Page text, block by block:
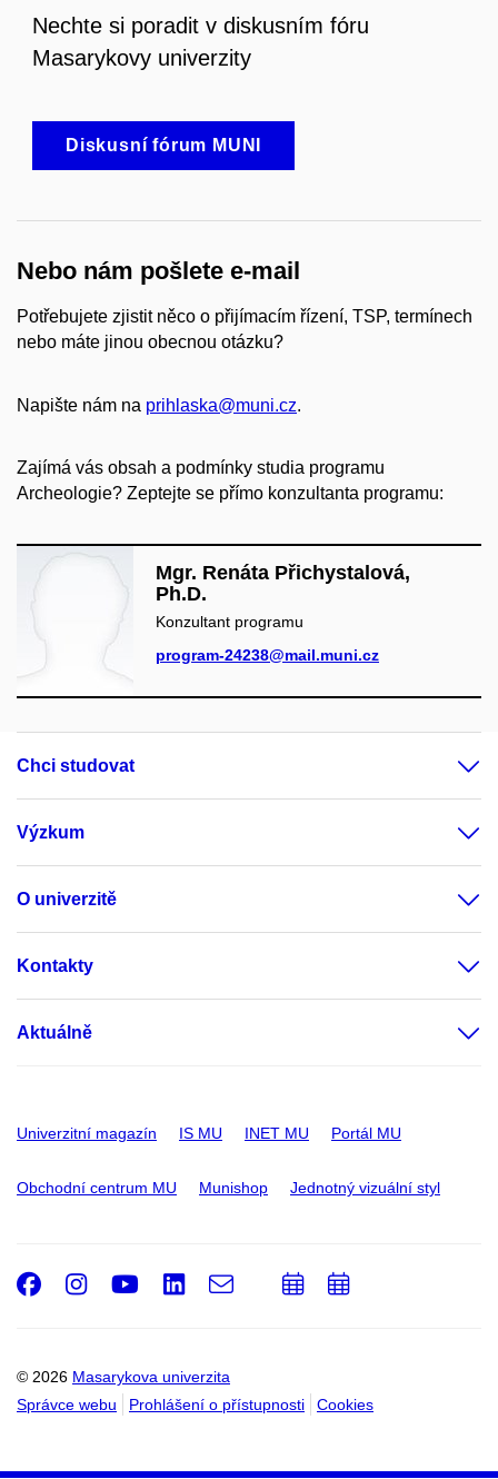
Nechte si poradit v diskusním fóru
Masarykovy univerzity
Diskusní fórum MUNI
Nebo nám pošlete e-mail
Potřebujete zjistit něco o přijímacím řízení, TSP, termínech
nebo máte jinou obecnou otázku?
Napište nám na prihlaska@muni.cz.
Zajímá vás obsah a podmínky studia programu
Archeologie? Zeptejte se přímo konzultanta programu:
Mgr. Renáta Přichystalová,
Ph.D.
Konzultant programu
program-24238@mail.muni.cz
Chci studovat
Výzkum
O univerzitě
Kontakty
Aktuálně
Univerzitní magazín IS MU INET MU Portál MU
Obchodní centrum MU Munishop Jednotný vizuální styl
© 2026 Masarykova univerzita
Správce webu
Prohlášení o přístupnosti Cookies
Facebook
Instagram
Youtube
LinkedIn
e-
Email
PřidatPřidat